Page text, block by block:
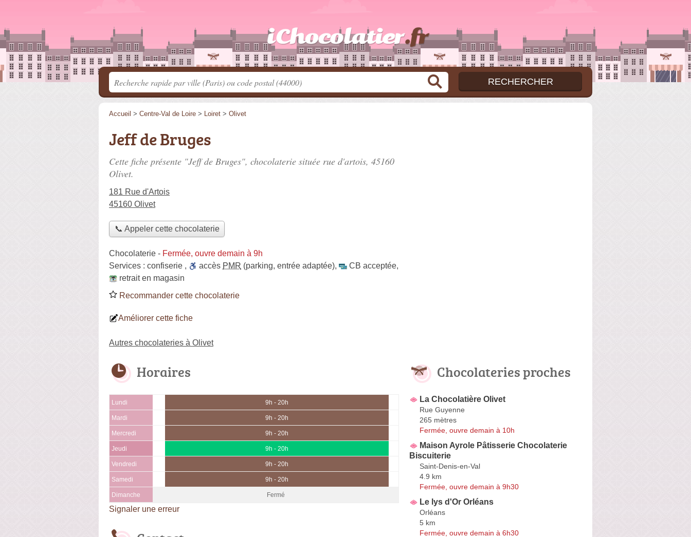
Accueil > Centre-Val de Loire > Loiret > Olivet
Jeff de Bruges
Cette fiche présente "Jeff de Bruges", chocolaterie située rue d'artois, 45160
Olivet.
181 Rue d'Artois
45160 Olivet
📞 Appeler cette chocolaterie
Chocolaterie - Fermée, ouvre demain à 9h
Services : confiserie , accès PMR (parking, entrée adaptée), CB acceptée,
retrait en magasin
Recommander cette chocolaterie
Améliorer cette fiche
Autres chocolateries à Olivet
Horaires
Lundi 9h - 20h
Mardi 9h - 20h
Mercredi 9h - 20h
Jeudi 9h - 20h
Vendredi 9h - 20h
Samedi 9h - 20h
Dimanche Fermé
Signaler une erreur
Chocolateries proches
La Chocolatière Olivet
Rue Guyenne
265 mètres
Fermée, ouvre demain à 10h
Maison Ayrole Pâtisserie Chocolaterie
Biscuiterie
Saint-Denis-en-Val
4.9 km
Fermée, ouvre demain à 9h30
Le lys d'Or Orléans
Orléans
5 km
Fermée, ouvre demain à 6h30